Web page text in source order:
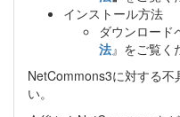
インストール方法
ダウンロード
法』をご覧く
NetCommons3に対する不
い。